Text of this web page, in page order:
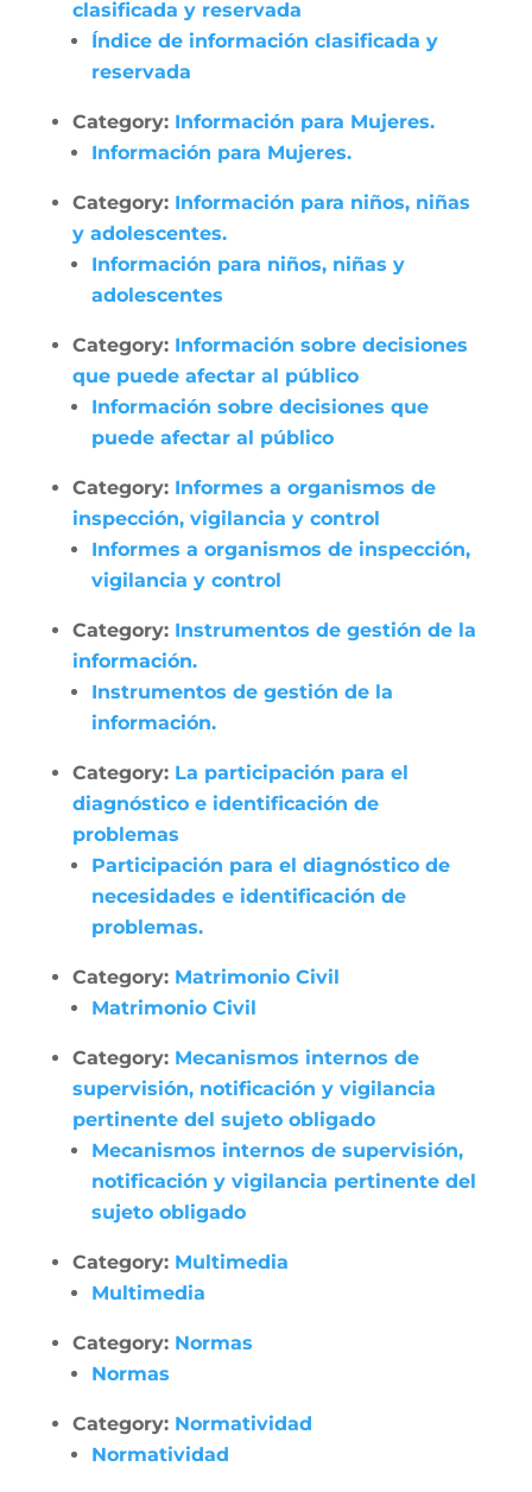
clasificada y reservada
Índice de información clasificada y
reservada
Category: Información para Mujeres.
Información para Mujeres.
Category: Información para niños, niñas
y adolescentes.
Información para niños, niñas y
adolescentes
Category: Información sobre decisiones
que puede afectar al público
Información sobre decisiones que
puede afectar al público
Category: Informes a organismos de
inspección, vigilancia y control
Informes a organismos de inspección,
vigilancia y control
Category: Instrumentos de gestión de la
información.
Instrumentos de gestión de la
información.
Category: La participación para el
diagnóstico e identificación de
problemas
Participación para el diagnóstico de
necesidades e identificación de
problemas.
Category: Matrimonio Civil
Matrimonio Civil
Category: Mecanismos internos de
supervisión, notificación y vigilancia
pertinente del sujeto obligado
Mecanismos internos de supervisión,
notificación y vigilancia pertinente del
sujeto obligado
Category: Multimedia
Multimedia
Category: Normas
Normas
Category: Normatividad
Normatividad